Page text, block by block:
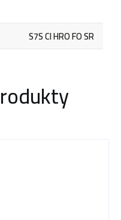
S7S CI HRO FO SR